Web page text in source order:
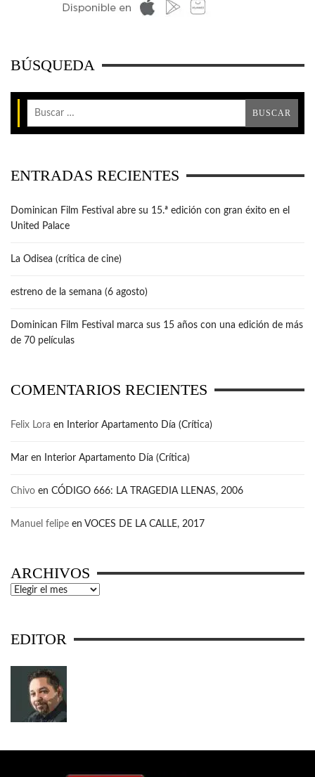
BÚSQUEDA
ENTRADAS RECIENTES
Dominican Film Festival abre su 15.ª edición con gran éxito en el
United Palace
La Odisea (crítica de cine)
estreno de la semana (6 agosto)
Dominican Film Festival marca sus 15 años con una edición de más
de 70 películas
COMENTARIOS RECIENTES
Felix Lora en Interior Apartamento Día (Crítica)
Mar en Interior Apartamento Día (Crítica)
Chivo en CÓDIGO 666: LA TRAGEDIA LLENAS, 2006
Manuel felipe en VOCES DE LA CALLE, 2017
ARCHIVOS
Archivos
EDITOR